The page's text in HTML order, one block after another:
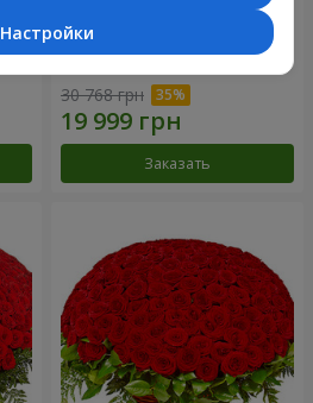
301 красная роза
30 768 грн
Заказать
Настройки